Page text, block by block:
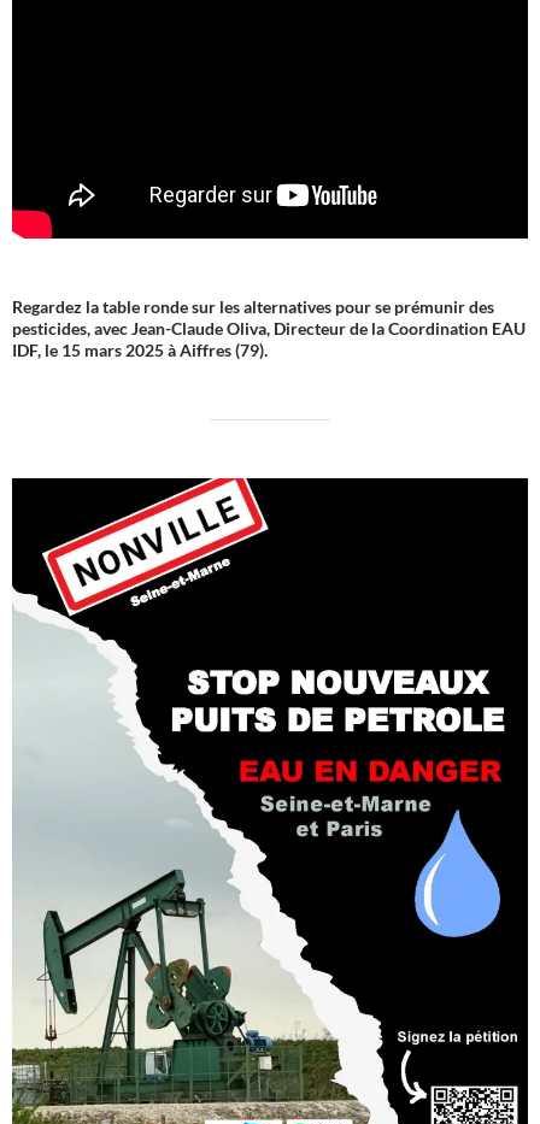
Regardez la table ronde sur les alternatives pour se prémunir des
pesticides, avec Jean-Claude Oliva, Directeur de la Coordination EAU
IDF, le 15 mars 2025 à Aiffres (79).